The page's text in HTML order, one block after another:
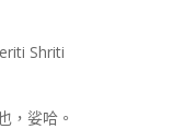
Shriti
，娑哈。